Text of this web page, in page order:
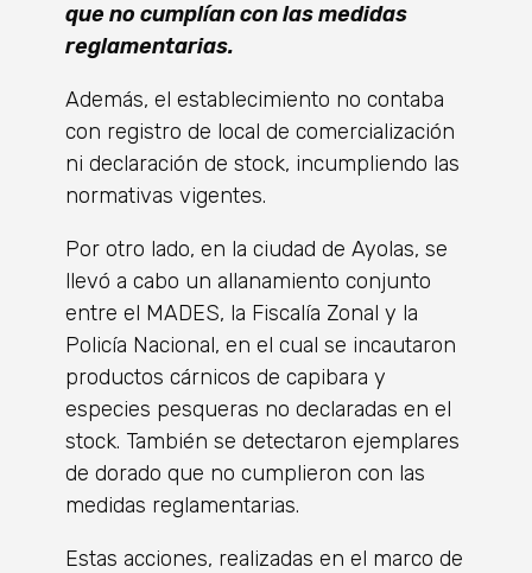
que no cumplían con las medidas
reglamentarias.
Además, el establecimiento no contaba
con registro de local de comercialización
ni declaración de stock, incumpliendo las
normativas vigentes.
Por otro lado, en la ciudad de Ayolas, se
llevó a cabo un allanamiento conjunto
entre el MADES, la Fiscalía Zonal y la
Policía Nacional, en el cual se incautaron
productos cárnicos de capibara y
especies pesqueras no declaradas en el
stock. También se detectaron ejemplares
de dorado que no cumplieron con las
medidas reglamentarias.
Estas acciones, realizadas en el marco de